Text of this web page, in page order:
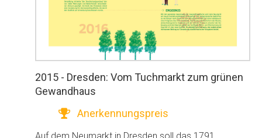
2015 - Dresden: Vom Tuchmarkt zum grünen
Gewandhaus
Anerkennungspreis